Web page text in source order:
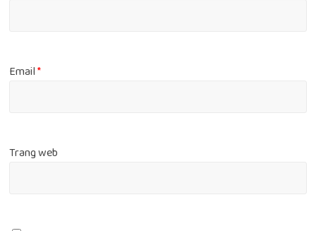
Email*
Trang web